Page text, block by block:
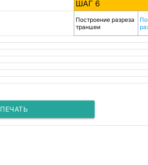
ШАГ 6
Построение разреза
траншеи
ПЕЧАТЬ